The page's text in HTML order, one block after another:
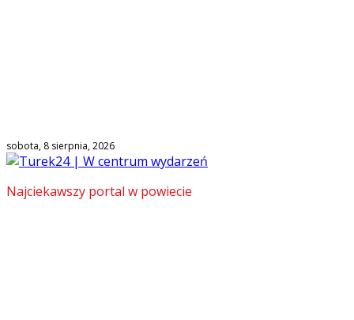
sobota, 8 sierpnia, 2026
Najciekawszy portal w powiecie